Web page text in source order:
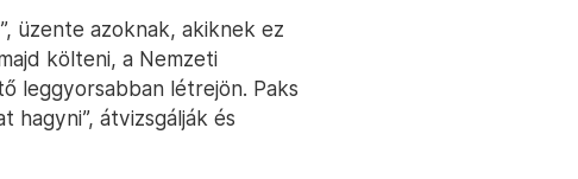
üzente azoknak, akiknek ez
költeni, a Nemzeti
leggyorsabban létrejön. Paks
hagyni”, átvizsgálják és